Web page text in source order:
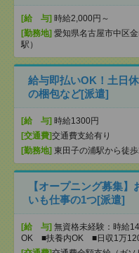
[給 与] 時給2,000円～
[勤務地] 愛知県名古屋市中区
駅）
給与即払いOK！土日
の梱包など[派遣]
[給 与] 時給1300円
[交通費]交通費支給有り
[勤務地] 東田子の浦駅から徒
【オープニング募集
いも仕事の1つ[派遣]
[給 与] 無資格未経験：時給
OK ■扶養内OK ■日収1万